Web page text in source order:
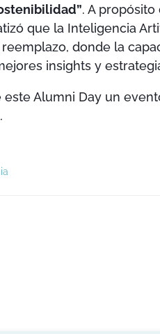
. A
que la Inteligencia
donde la
insights y
este Alumni Day un